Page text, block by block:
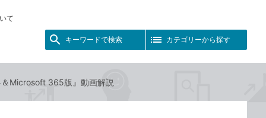
て
キーワードで検索 カテゴリーから探す
Microsoft 365版』動画解説